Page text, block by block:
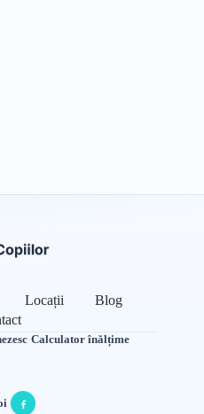
Locații
Blog
·Calculator înălțime
·